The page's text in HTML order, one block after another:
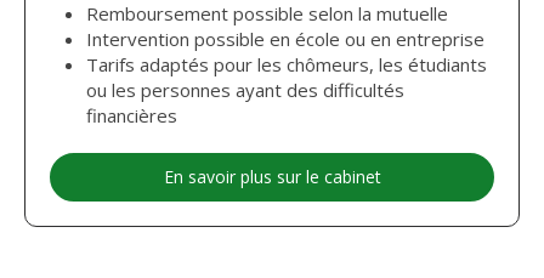
Remboursement possible selon la mutuelle
Intervention possible en école ou en entreprise
Tarifs adaptés pour les chômeurs, les étudiants
ou les personnes ayant des difficultés
financières
En savoir plus sur le cabinet